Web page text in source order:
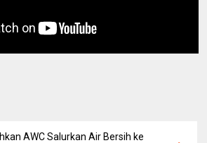
AWC Salurkan Air Bersih ke